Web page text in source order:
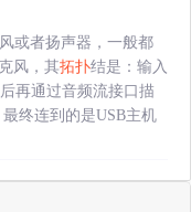
或者扬声器，一般都
风，其拓扑结是：输入
再通过音频流接口描
终连到的是USB主机